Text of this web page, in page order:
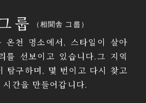
룹 （相聞舎 그룹）
온천 명소에서, 스타일이 살아
를 선보이고 있습니다.그 지역
탐구하며, 몇 번이고 다시 찾고
간을 만들어갑니다.